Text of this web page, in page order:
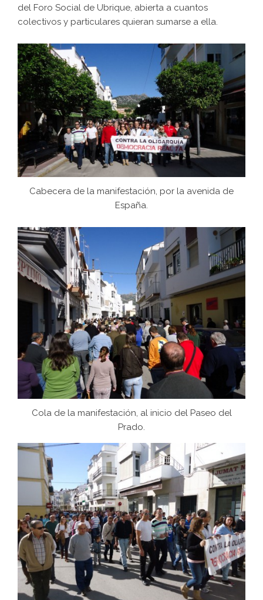
del Foro Social de Ubrique, abierta a cuantos
colectivos y particulares quieran sumarse a ella.
Cabecera de la manifestación, por la avenida de
España.
Cola de la manifestación, al inicio del Paseo del
Prado.